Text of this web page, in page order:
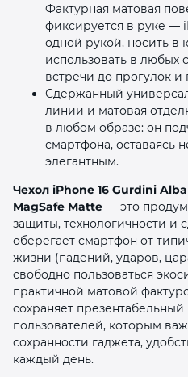
Фактурная матовая
фиксируется в руке —
одной рукой, носить в
использовать в любых
встречи до прогулок и
Сдержанный
линии и матовая
в любом образе: он
смартфона, оставаясь
элегантным.
Чехол iPhone 16 Gurdini
MagSafe Matte — это
защиты, технологичности и
оберегает смартфон от
жизни (падений, ударов,
свободно пользоваться
практичной матовой
сохраняет
пользователей, которым
сохранности гаджета,
каждый день.